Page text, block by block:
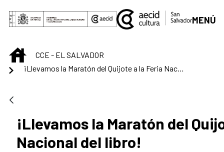
Saltar al contenido principal
MENÚ
INICIOCCE - EL SALVADOR
¡Llevamos la Maratón del Quijote a la Feria Nacional del libro!
¡Llevamos la Maratón del
Nacional del libro!